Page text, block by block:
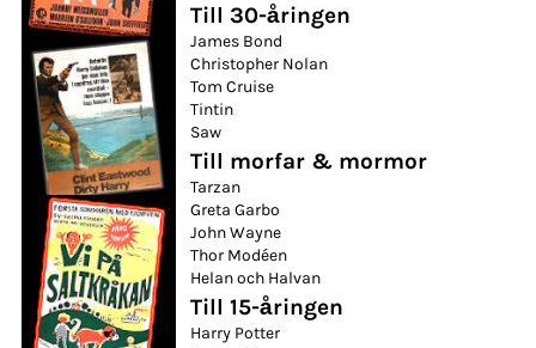
Till 30-åringen
James Bond
Christopher Nolan
Tom Cruise
Tintin
Saw
Till morfar & mormor
Tarzan
Greta Garbo
John Wayne
Thor Modéen
Helan och Halvan
Till 15-åringen
Harry Potter